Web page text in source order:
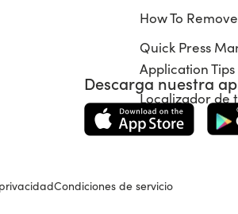
How To
Quick Press
Application Tips
Localizador de
Descarga nuestra
Condiciones de servicio